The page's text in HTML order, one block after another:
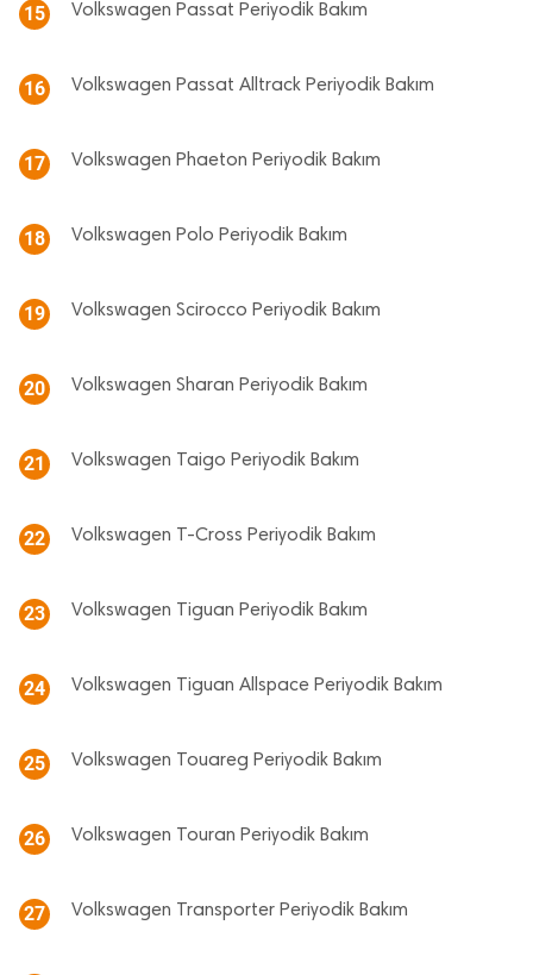
15 Volkswagen Passat Periyodik Bakım
16 Volkswagen Passat Alltrack Periyodik Bakım
17 Volkswagen Phaeton Periyodik Bakım
18 Volkswagen Polo Periyodik Bakım
19 Volkswagen Scirocco Periyodik Bakım
20 Volkswagen Sharan Periyodik Bakım
21 Volkswagen Taigo Periyodik Bakım
22 Volkswagen T-Cross Periyodik Bakım
23 Volkswagen Tiguan Periyodik Bakım
24 Volkswagen Tiguan Allspace Periyodik Bakım
25 Volkswagen Touareg Periyodik Bakım
26 Volkswagen Touran Periyodik Bakım
27 Volkswagen Transporter Periyodik Bakım